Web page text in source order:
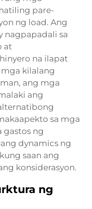
pare-
ng load. Ang
nagpapadali sa
at
na ilapat
kilalang
ang mga
ang
sa mga
gastos ng
dynamics ng
saan ang
konsiderasyon.
ng